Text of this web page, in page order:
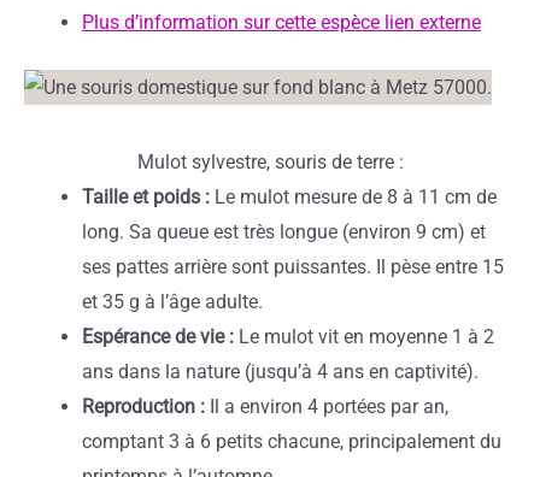
Plus d’information sur cette espèce lien externe
Mulot sylvestre, souris de terre :
Taille et poids : Le mulot mesure de 8 à 11 cm de
long. Sa queue est très longue (environ 9 cm) et
ses pattes arrière sont puissantes. Il pèse entre 15
et 35 g à l’âge adulte.
Espérance de vie : Le mulot vit en moyenne 1 à 2
ans dans la nature (jusqu’à 4 ans en captivité).
Reproduction : Il a environ 4 portées par an,
comptant 3 à 6 petits chacune, principalement du